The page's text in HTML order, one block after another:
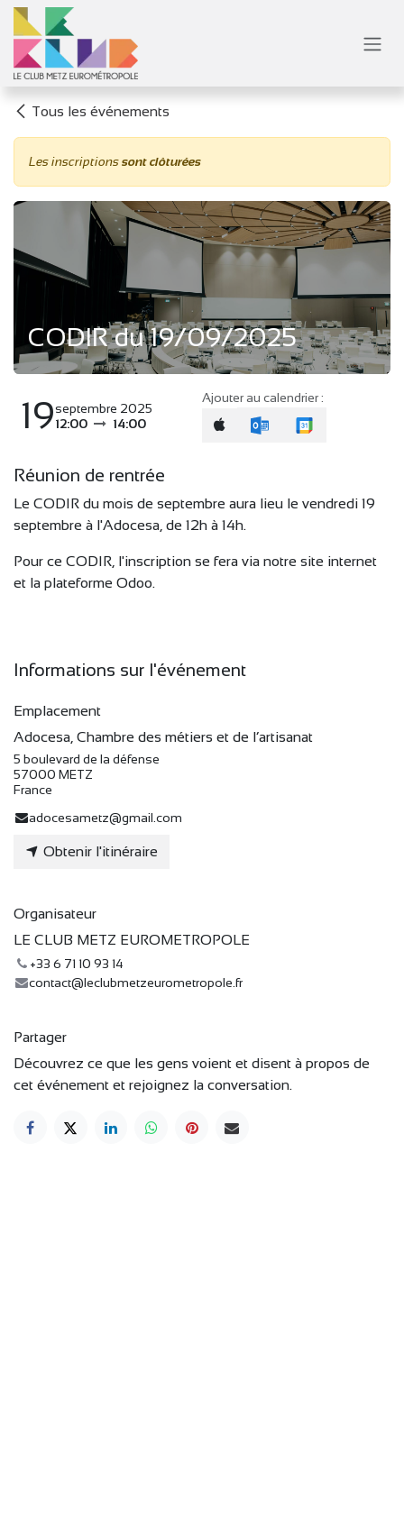
Se rendre au contenu
Tous les événements
Les inscriptionssont clôturées
CODIR du 19/09/2025
19septembre 2025
12:00
14:00
Ajouter au calendrier :
Réunion de rentrée
Le CODIR du mois de septembre aura lieu le vendredi 19
septembre à l'Adocesa, de 12h à 14h.
Pour ce CODIR, l'inscription se fera via notre site internet
et la plateforme Odoo.
Informations sur l'événement
Emplacement
Adocesa, Chambre des métiers et de l’artisanat
5 boulevard de la défense
57000 METZ
France
adocesametz@gmail.com
Obtenir l'itinéraire
Organisateur
LE CLUB METZ EUROMETROPOLE
+33 6 71 10 93 14
contact@leclubmetzeurometropole.fr
Partager
Découvrez ce que les gens voient et disent à propos de
cet événement et rejoignez la conversation.